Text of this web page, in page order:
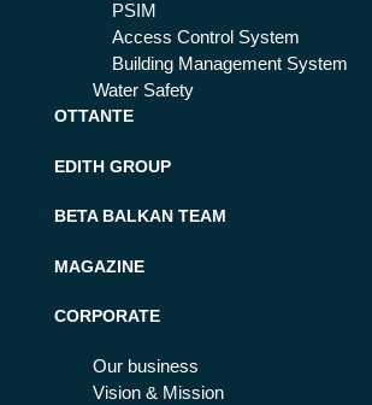
PSIM
Access Control System
Building Management System
Water Safety
OTTANTE
EDITH GROUP
BETA BALKAN TEAM
MAGAZINE
CORPORATE
Our business
Vision & Mission